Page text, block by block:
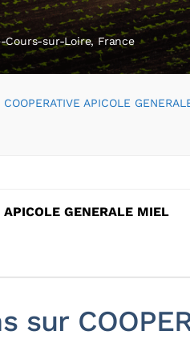
Cours-sur-Loire, France
COOPERATIVE APICOLE
APICOLE GENERALE MIEL
sur